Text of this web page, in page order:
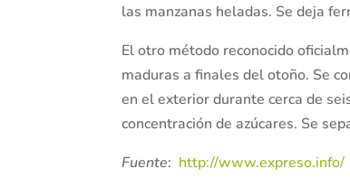
las manzanas heladas. Se deja
El otro método reconocido
maduras a finales del otoño. Se
en el exterior durante cerca de
concentración de azúcares. Se
Fuente: http://www.expreso.info/